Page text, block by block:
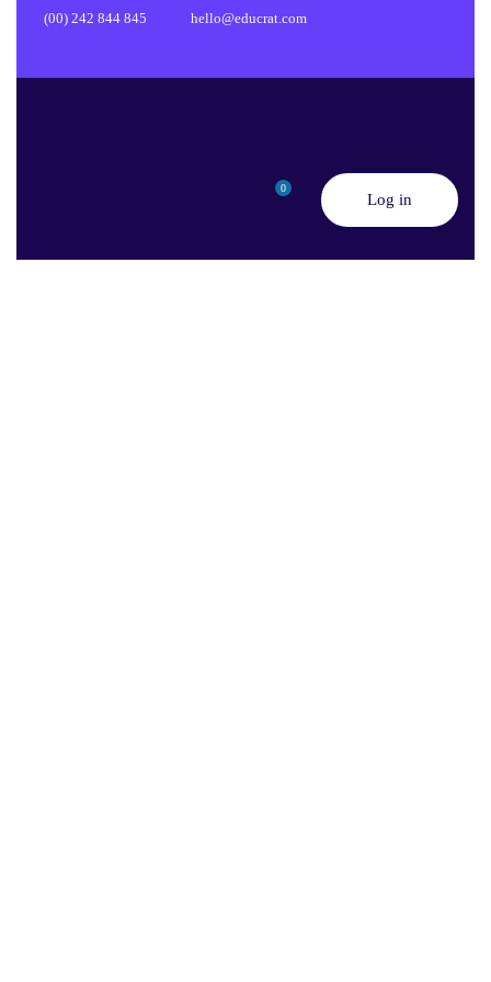
(00) 242 844 845 hello@educrat.com
0
Log in